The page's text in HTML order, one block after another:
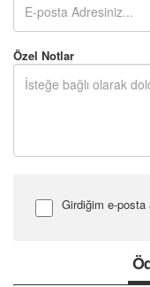
Özel Notlar
Girdiğim e-